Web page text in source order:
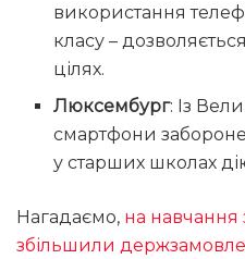
використання
класу –
цілях.
Люксембург: Із
смартфони
у старших школах
Нагадаємо, на навчання
збільшили